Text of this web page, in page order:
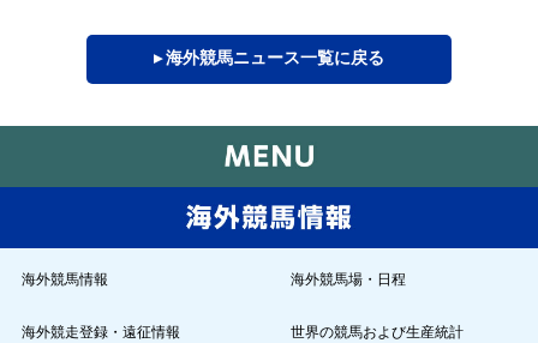
▸ 海外競馬ニュース一覧に戻る
海外競馬情報 海外競馬場・日程
海外競走登録・遠征情報 世界の競馬および生産統計